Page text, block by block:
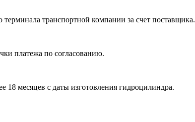
транспортной компании за счет поставщика.
платежа по согласованию.
18 месяцев с даты изготовления гидроцилиндра.